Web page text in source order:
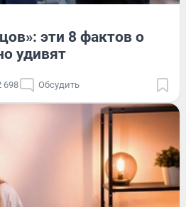
эти 8 фактов о
удивят
698 Обсудить